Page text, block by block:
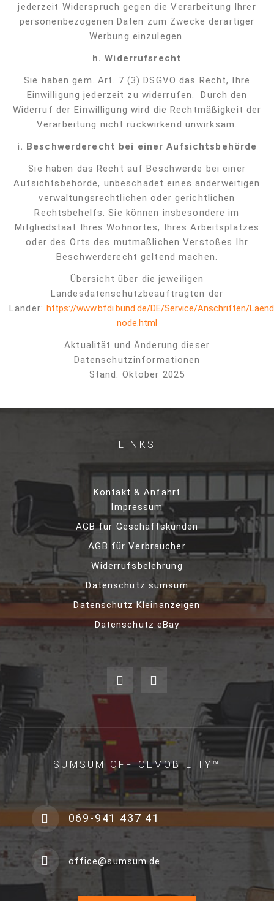
jederzeit Widerspruch gegen die Verarbeitung Ihrer
personenbezogenen Daten zum Zwecke derartiger
Werbung einzulegen.
h. Widerrufsrecht
Sie haben gem. Art. 7 (3) DSGVO das Recht, Ihre
Einwilligung jederzeit zu widerrufen.
Durch den
Widerruf der Einwilligung wird die Rechtmäßigkeit der
Verarbeitung nicht rückwirkend unwirksam.
i. Beschwerderecht bei einer Aufsichtsbehörde
Sie haben das Recht auf Beschwerde bei einer
Aufsichtsbehörde, unbeschadet eines anderweitigen
verwaltungsrechtlichen oder gerichtlichen
Rechtsbehelfs. Sie können insbesondere im
Mitgliedstaat Ihres Wohnortes, Ihres Arbeitsplatzes
oder des Orts des mutmaßlichen Verstoßes Ihr
Beschwerderecht geltend machen.
Übersicht über die jeweiligen
Landesdatenschutzbeauftragten der
Länder: https://www.bfdi.bund.de/DE/Service/Anschriften/
node.html
Aktualität und Änderung dieser
Datenschutzinformationen
Stand: Oktober 2025
LINKS
Kontakt & Anfahrt
Impressum
AGB für Geschäftskunden
AGB für Verbraucher
Widerrufsbelehrung
Datenschutz sumsum
Datenschutz Kleinanzeigen
Datenschutz eBay
SUMSUM OFFICEMÖBILITY™
069-941 437 41
office@sumsum.de